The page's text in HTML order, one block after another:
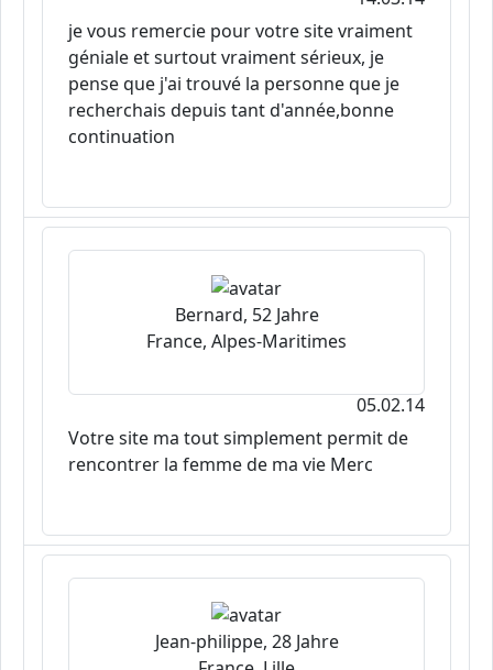
je vous remercie pour votre site vraiment
géniale et surtout vraiment sérieux, je
pense que j'ai trouvé la personne que je
recherchais depuis tant d'année,bonne
continuation
Bernard, 52 Jahre
France, Alpes-Maritimes
05.02.14
Votre site ma tout simplement permit de
rencontrer la femme de ma vie Merc
Jean-philippe, 28 Jahre